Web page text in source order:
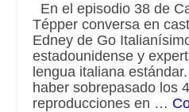
Publicidad
Advertising
En el episodio 38 de
Tépper conversa en
Edney de Go
estadounidense y
lengua italiana
haber sobrepasado los
reproducciones en …